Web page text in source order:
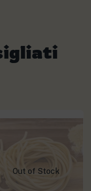
Out of Stock